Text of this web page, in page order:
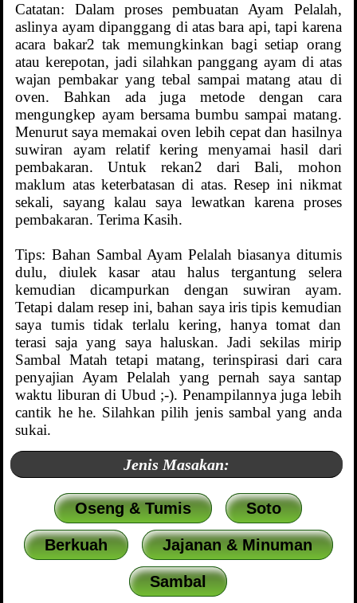
Catatan: Dalam proses pembuatan Ayam Pelalah,
aslinya ayam dipanggang di atas bara api, tapi karena
acara bakar2 tak memungkinkan bagi setiap orang
atau kerepotan, jadi silahkan panggang ayam di atas
wajan pembakar yang tebal sampai matang atau di
oven. Bahkan ada juga metode dengan cara
mengungkep ayam bersama bumbu sampai matang.
Menurut saya memakai oven lebih cepat dan hasilnya
suwiran ayam relatif kering menyamai hasil dari
pembakaran. Untuk rekan2 dari Bali, mohon
maklum atas keterbatasan di atas. Resep ini nikmat
sekali, sayang kalau saya lewatkan karena proses
pembakaran. Terima Kasih.
Tips: Bahan Sambal Ayam Pelalah biasanya ditumis
dulu, diulek kasar atau halus tergantung selera
kemudian dicampurkan dengan suwiran ayam.
Tetapi dalam resep ini, bahan saya iris tipis kemudian
saya tumis tidak terlalu kering, hanya tomat dan
terasi saja yang saya haluskan. Jadi sekilas mirip
Sambal Matah tetapi matang, terinspirasi dari cara
penyajian Ayam Pelalah yang pernah saya santap
waktu liburan di Ubud ;-). Penampilannya juga lebih
cantik he he. Silahkan pilih jenis sambal yang anda
sukai.
Jenis Masakan:
Oseng & Tumis Soto
Berkuah Jajanan & Minuman
Sambal